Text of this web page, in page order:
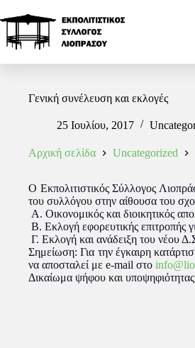
Γενική συνέλευση και εκλογές
25 Ιουλίου, 2017
Αρχική σελίδα Uncategorized
Ο Εκπολιτιστικός Σύλλογος
του συλλόγου στην αίθουσα του
Α. Οικονομικός και διοικητικός
Β. Εκλογή εφορευτικής επιτροπής
Γ. Εκλογή και ανάδειξη του νέου
Σημείωση: Για την έγκαιρη
να αποσταλεί με e-mail στο
Δικαίωμα ψήφου και